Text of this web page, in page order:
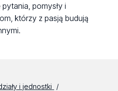
pomysły i
którzy z pasją budują
i jednostki